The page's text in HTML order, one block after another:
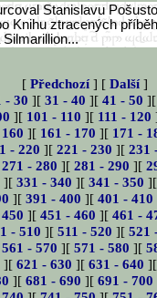
Stanislavu
Knihu ztracených
[ Předchozí] [ Další]
- 30 ][ 31 - 40 ][ 41 - 50
][ 101 - 110 ][ 111 - 120
][ 161 - 170 ][ 171 -
- 220 ][ 221 - 230 ][ 231
271 - 280 ][ 281 - 290 ][
][ 331 - 340 ][ 341 - 350
][ 391 - 400 ][ 401 - 410
][ 451 - 460 ][ 461 -
- 510 ][ 511 - 520 ][ 521
561 - 570 ][ 571 - 580 ][
][ 621 - 630 ][ 631 - 640
][ 681 - 690 ][ 691 - 700